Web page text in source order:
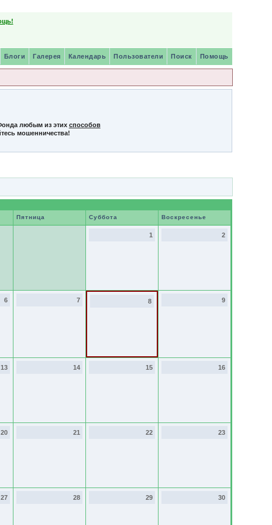
Помощь
Поиск
Пользователи
Календарь
Галерея
Блоги
любым из этих способов
мошенничества!
Пятница Суббота Воскресенье
1 2
6 7 8 9
13 14 15 16
20 21 22 23
27 28 29 30